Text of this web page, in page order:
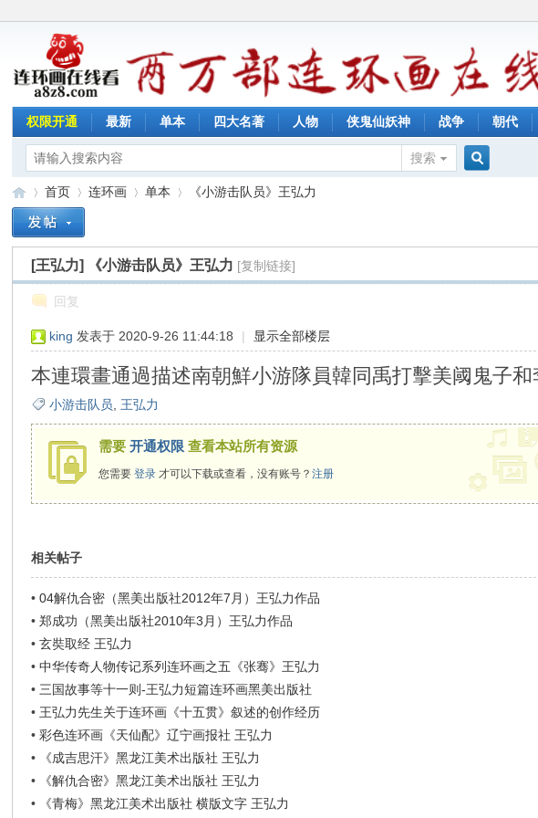
权限开通 最新 单本 四大名著 人物 侠鬼仙妖神 战争 朝代
搜索
»
首页
›
连环画
›
单本
›
《小游击队员》王弘力
[王弘力] 《小游击队员》王弘力 [复制链接]
回复
king 发表于 2020-9-26 11:44:18 | 显示全部楼层
本連環畫通過描述南朝鮮小游隊員韓同禹打擊美阈鬼子
小游击队员 王弘力
需要开通权限 查看本站所有资源
您需要登录 才可以下载或查看，没有账号？注册
相关帖子
•04解仇合密（黑美出版社2012年7月）王弘力作品
•郑成功（黑美出版社2010年3月）王弘力作品
•玄奘取经 王弘力
•中华传奇人物传记系列连环画之五《张骞》王弘力
• 三国故事等十一则-王弘力短篇连环画黑美出版社
• 王弘力先生关于连环画《十五贯》叙述的创作经历
•彩色连环画《天仙配》辽宁画报社 王弘力
•
《成吉思汗》黑龙江美术出版社 王弘力
•
《解仇合密》黑龙江美术出版社 王弘力
•
《青梅》黑龙江美术出版社 横版文字 王弘力